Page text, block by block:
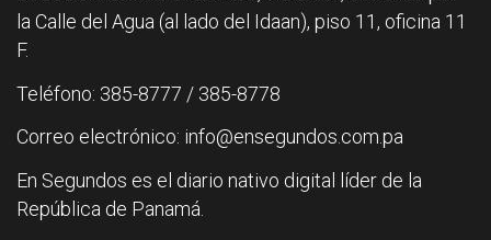
la Calle del Agua (al lado del Idaan), piso 11, oficina 11
F.
Teléfono: 385-8777 / 385-8778
Correo electrónico: info@ensegundos.com.pa
En Segundos es el diario nativo digital líder de la
República de Panamá.